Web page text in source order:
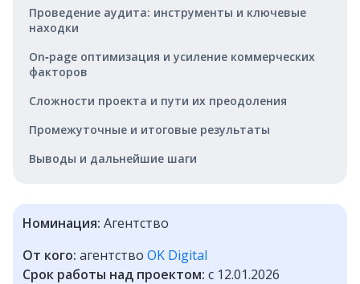
Проведение аудита: инструменты и ключевые
находки
On‑page оптимизация и усиление коммерческих
факторов
Сложности проекта и пути их преодоления
Промежуточные и итоговые результаты
Выводы и дальнейшие шаги
Номинация: Агентство
От кого: агентство OK Digital
Срок работы над проектом: c 12.01.2026